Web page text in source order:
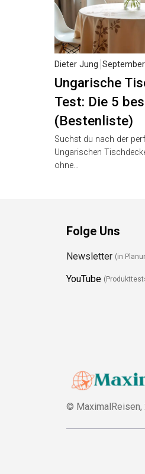
Ungarische
Test: Die 5
(Bestenliste)
Dieter Jung
Suchst du nach der
Ungarischen
ohne…
Folge Uns
Newsletter (in
YouTube
© MaximalReisen,